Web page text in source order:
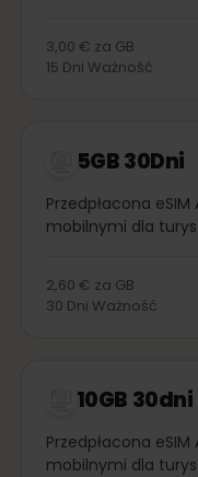
3,00 € za GB
15 Dni Ważność
5GB 30Dni
Przedpłacona
mobilnymi dla
2,60 € za GB
30 Dni Ważność
10GB 30dni
Przedpłacona
mobilnymi dla